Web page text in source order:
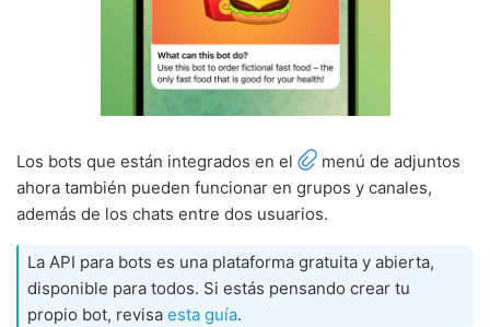
Los bots que están integrados en el
menú de adjuntos
ahora también pueden funcionar en grupos y canales,
además de los chats entre dos usuarios.
La API para bots es una plataforma gratuita y abierta,
disponible para todos. Si estás pensando crear tu
propio bot, revisa esta guía.